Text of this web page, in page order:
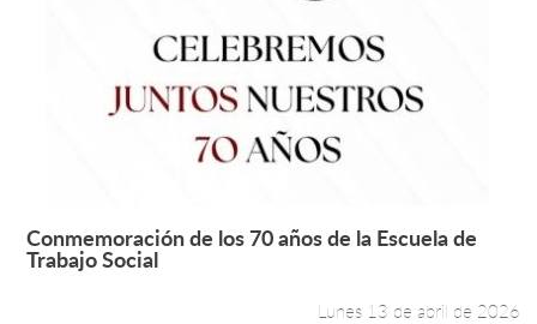
Leer más +
Conmemoración de los 70 años de la Escuela de
Trabajo Social
Lunes 13 de abril de 2026